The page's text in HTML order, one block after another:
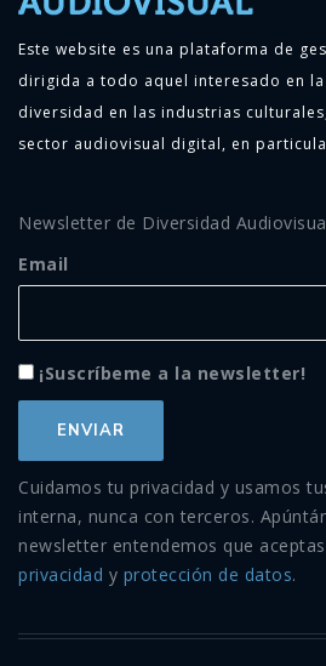
Este website es una plataforma de
dirigida a todo aquel interesado en
diversidad en las industrias
sector audiovisual digital, en
Newsletter de Diversidad
Email
¡Suscríbeme a la newsletter!
Cuidamos tu privacidad y usamos
interna, nunca con terceros.
newsletter entendemos que
privacidad y protección de datos.